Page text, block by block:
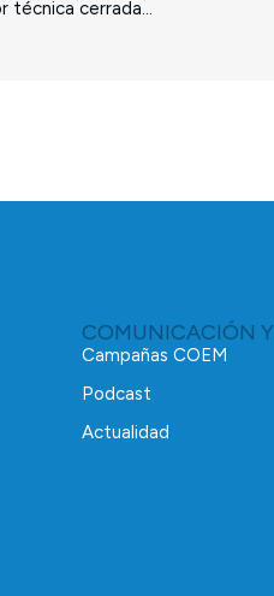
cerrada...
COMUNICACIÓN
Campañas COEM
Podcast
Actualidad